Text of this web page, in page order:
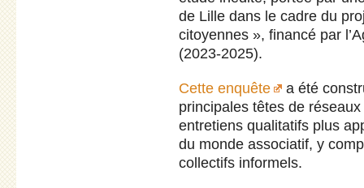
de Lille dans le cadre du
citoyennes », financé par
(2023-2025).
Cette enquête
a été
principales têtes de
entretiens qualitatifs plus
du monde associatif, y
collectifs informels.